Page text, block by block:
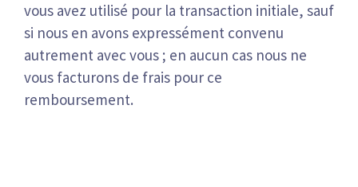
vous avez utilisé pour la transaction initiale, sauf
si nous en avons expressément convenu
autrement avec vous ; en aucun cas nous ne
vous facturons de frais pour ce
remboursement.